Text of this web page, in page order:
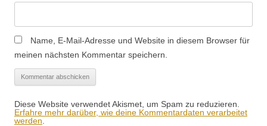
Name, E-Mail-Adresse und Website in diesem Browser für
meinen nächsten Kommentar speichern.
Diese Website verwendet Akismet, um Spam zu reduzieren.
Erfahre mehr darüber, wie deine Kommentardaten verarbeitet
werden